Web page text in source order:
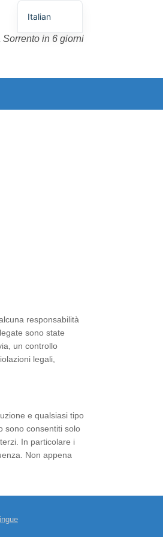
Sorrento in 6 giorni
responsabilità
sono state
un controllo
legali,
e qualsiasi tipo
sono consentiti solo
In particolare i
Non appena
Italian
German
Spanish